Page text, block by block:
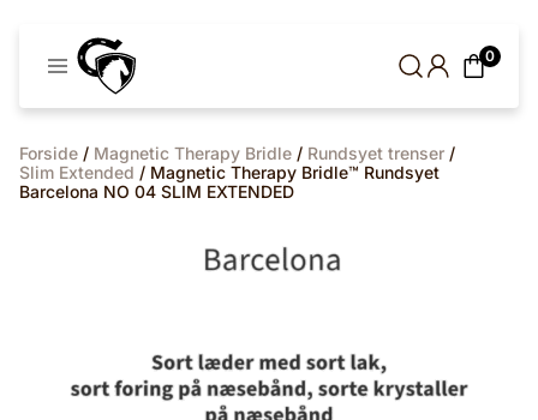
0
Forside / Magnetic Therapy Bridle / Rundsyet trenser /
Slim Extended / Magnetic Therapy Bridle™ Rundsyet
Barcelona NO 04 SLIM EXTENDED